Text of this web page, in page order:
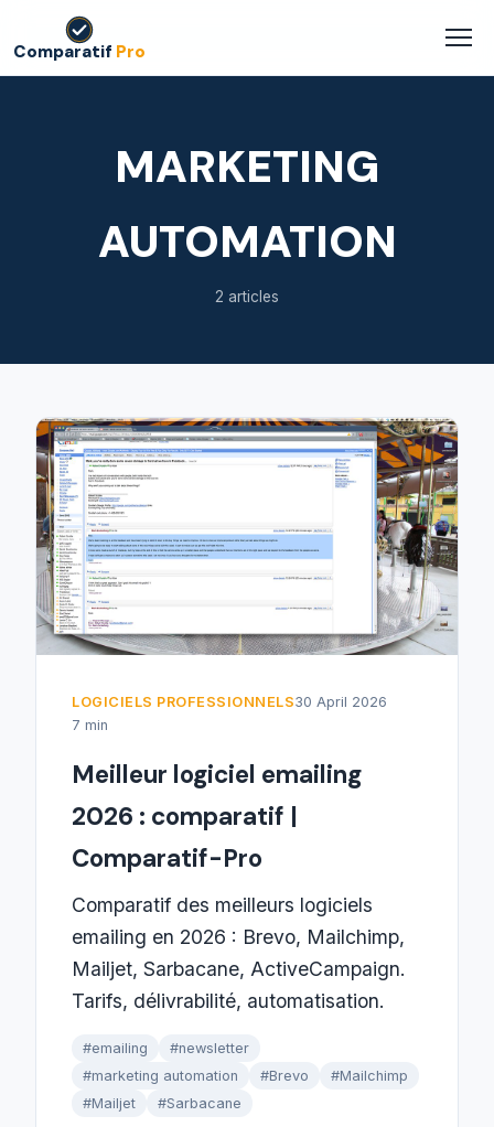
Comparatif Pro
MARKETING
AUTOMATION
2 articles
LOGICIELS PROFESSIONNELS30 April 2026
7 min
Meilleur logiciel emailing
2026 : comparatif |
Comparatif-Pro
Comparatif des meilleurs logiciels
emailing en 2026 : Brevo, Mailchimp,
Mailjet, Sarbacane, ActiveCampaign.
Tarifs, délivrabilité, automatisation.
#emailing
#newsletter
#marketing automation
#Brevo
#Mailchimp
#Mailjet
#Sarbacane